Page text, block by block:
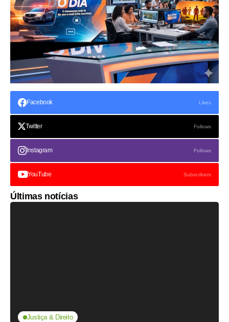
Facebook Likes
Twitter Follows
Instagram Follows
YouTube Subscribers
Últimas notícias
Justiça & Direito